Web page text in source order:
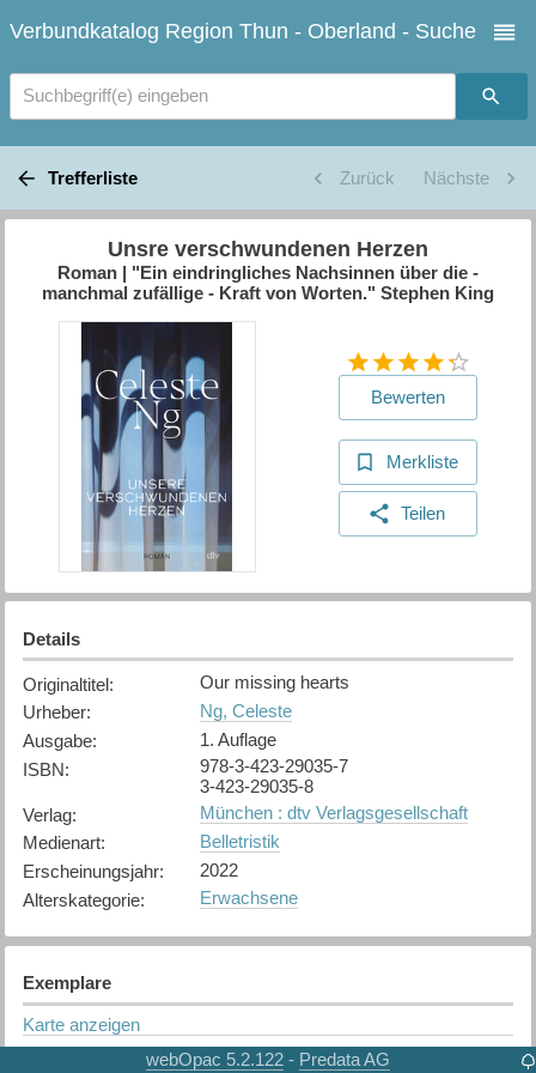
Verbundkatalog Region Thun - Oberland - Suche
Suchbegriff(e) eingeben
Trefferliste Zurück Nächste
Unsre verschwundenen Herzen
Roman | "Ein eindringliches Nachsinnen über die -
manchmal zufällige - Kraft von Worten." Stephen King
Bewerten
Merkliste
Teilen
Details
Originaltitel:
Our missing hearts
Urheber:
Ng, Celeste
Ausgabe:
1. Auflage
ISBN:
978-3-423-29035-7
3-423-29035-8
Verlag:
München : dtv Verlagsgesellschaft
Medienart:
Belletristik
Erscheinungsjahr:
2022
Alterskategorie: Erwachsene
Exemplare
Karte anzeigen
Frutigen
webOpac 5.2.122 - Predata AG